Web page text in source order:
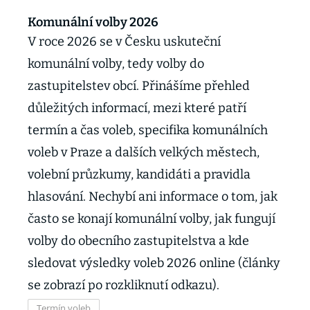
Komunální volby 2026
V roce 2026 se v Česku uskuteční
komunální volby, tedy volby do
zastupitelstev obcí. Přinášíme přehled
důležitých informací, mezi které patří
termín a čas voleb, specifika komunálních
voleb v Praze a dalších velkých městech,
volební průzkumy, kandidáti a pravidla
hlasování. Nechybí ani informace o tom, jak
často se konají komunální volby, jak fungují
volby do obecního zastupitelstva a kde
sledovat výsledky voleb 2026 online (články
se zobrazí po rozkliknutí odkazu).